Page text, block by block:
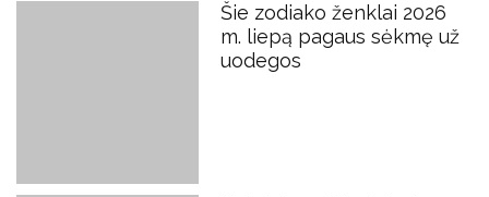
Šie zodiako ženklai 2026
m. liepą pagaus sėkmę už
uodegos